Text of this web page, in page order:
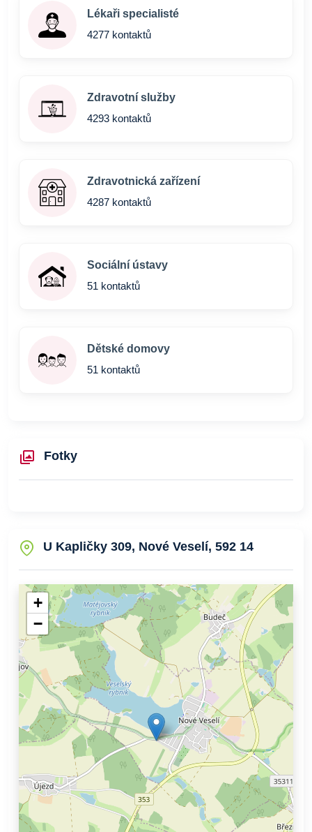
Lékaři specialisté
4277 kontaktů
Zdravotní služby
4293 kontaktů
Zdravotnická zařízení
4287 kontaktů
Sociální ústavy
51 kontaktů
Dětské domovy
51 kontaktů
Fotky
U Kapličky 309, Nové Veselí, 592 14
+
−